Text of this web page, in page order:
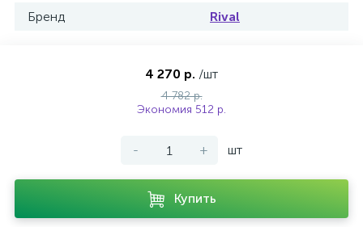
Бренд
Rival
4 270 р. /шт
4 782 р.
Экономия 512 р.
- + шт
Купить